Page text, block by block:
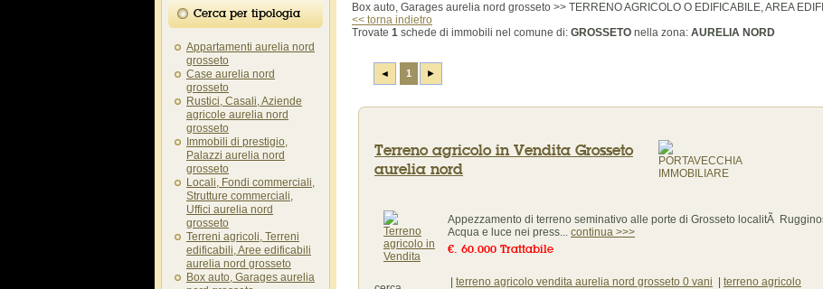
Cerca per tipologia
Appartamenti aurelia nord
grosseto
Case aurelia nord
grosseto
Rustici, Casali, Aziende
agricole aurelia nord
grosseto
Immobili di prestigio,
Palazzi aurelia nord
grosseto
Locali, Fondi commerciali,
Strutture commerciali,
Uffici aurelia nord
grosseto
Terreni agricoli, Terreni
edificabili, Aree edificabili
aurelia nord grosseto
Box auto, Garages aurelia
Box auto, Garages aurelia nord grosseto >> TERRENO AGRICOLO O EDIFICABILE, AREA
<< torna indietro
Trovate 1 schede di immobili nel comune di: GROSSETO nella zona: AURELIA NORD
◄ 1 ►
Terreno agricolo in Vendita Grosseto
aurelia nord
Appezzamento di terreno seminativo alle porte di Grosseto localitÃ
Acqua e luce nei press... continua >>>
€. 60.000 Trattabile
terreno agricolo vendita aurelia nord grosseto 0 vani
terreno agricolo